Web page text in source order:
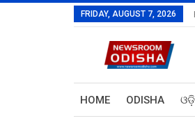
FRIDAY, AUGUST 7, 2026
HOME ODISHA